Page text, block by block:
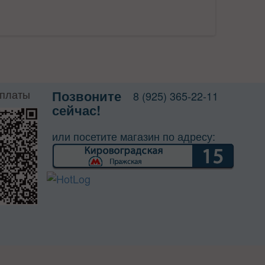
Позвоните
сейчас!
8 (925) 365-22-11
или посетите магазин по адресу: